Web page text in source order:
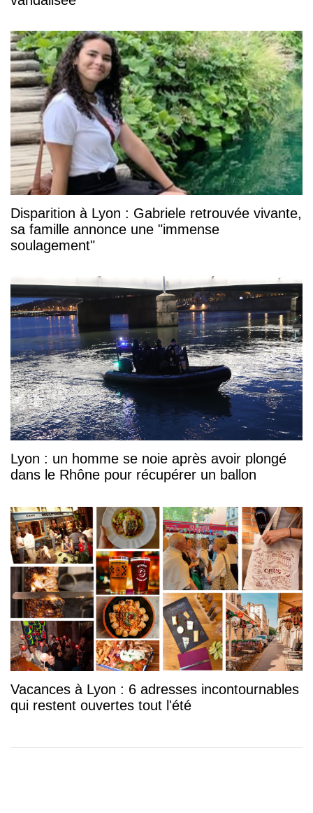
Disparition à Lyon : Gabriele retrouvée vivante,
sa famille annonce une "immense
soulagement"
Lyon : un homme se noie après avoir plongé
dans le Rhône pour récupérer un ballon
Vacances à Lyon : 6 adresses incontournables
qui restent ouvertes tout l'été